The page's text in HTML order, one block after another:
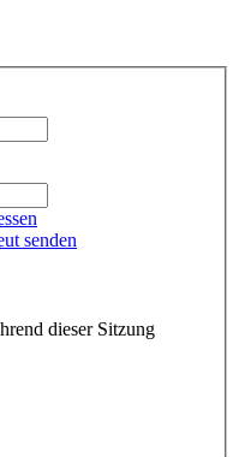
senden
dieser Sitzung